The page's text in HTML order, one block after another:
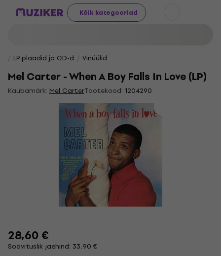
Kõik kategooriad
LP plaadid ja CD-d Vinüülid
Mel Carter - When A Boy Falls In Love (LP)
Kaubamärk: Mel CarterTootekood: 1204290
28,60 €
Soovituslik jaehind: 33,90 €